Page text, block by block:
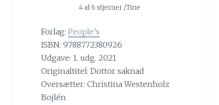
4 af 6 stjerner /Tine
Forlag: People’s
ISBN: 9788772380926
Udgave: 1. udg. 2021
Originaltitel: Dottor saknad
Oversætter: Christina Westenholz
Bojlén